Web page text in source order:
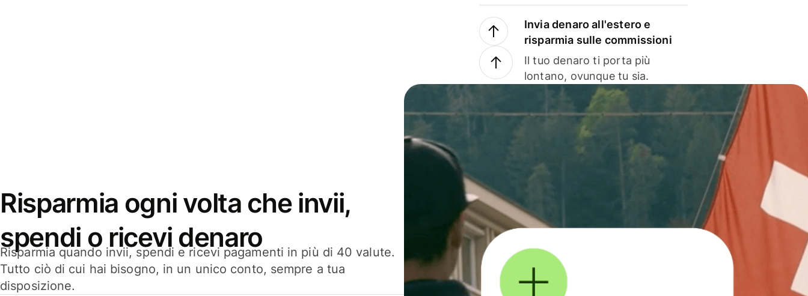
Invia denaro all'estero e
risparmia sulle commissioni
Il tuo denaro ti porta più
lontano, ovunque tu sia.
Risparmia ogni volta che invii,
spendi o ricevi denaro
Risparmia quando invii, spendi e ricevi pagamenti in più di 40 valute.
Tutto ciò di cui hai bisogno, in un unico conto, sempre a tua
disposizione.